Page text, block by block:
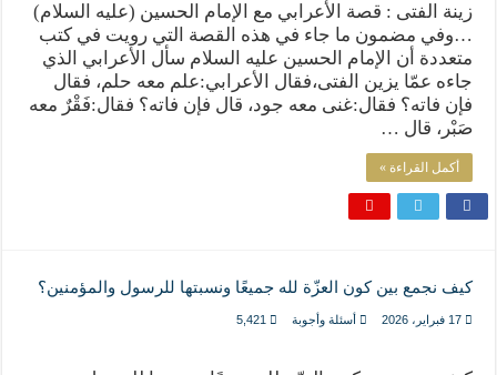
زينة الفتى : قصة الأعرابي مع الإمام الحسين (عليه السلام)
…وفي مضمون ما جاء في هذه القصة التي رويت في كتب
متعددة أن الإمام الحسين عليه السلام سأل الأعرابي الذي
جاءه عمّا يزين الفتى،فقال الأعرابي:علم معه حلم، فقال
فإن فاته؟ فقال:غنى معه جود، قال فإن فاته؟ فقال:فَقْرٌ معه
صَبْر، قال …
أكمل القراءة »
كيف نجمع بين كون العزّة لله جميعًا ونسبتها للرسول والمؤمنين؟
17 فبراير، 2026 أسئلة وأجوبة 5,421